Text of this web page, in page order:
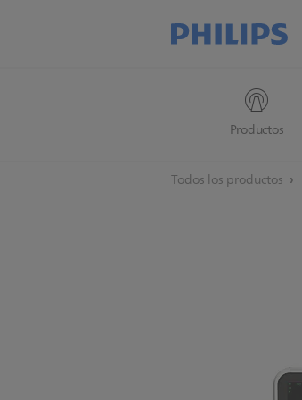
Productos
Todos los productos